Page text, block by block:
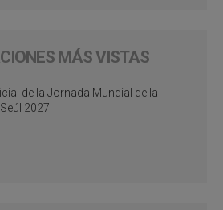
MÁS VISTAS
de la Jornada Mundial de la
2027